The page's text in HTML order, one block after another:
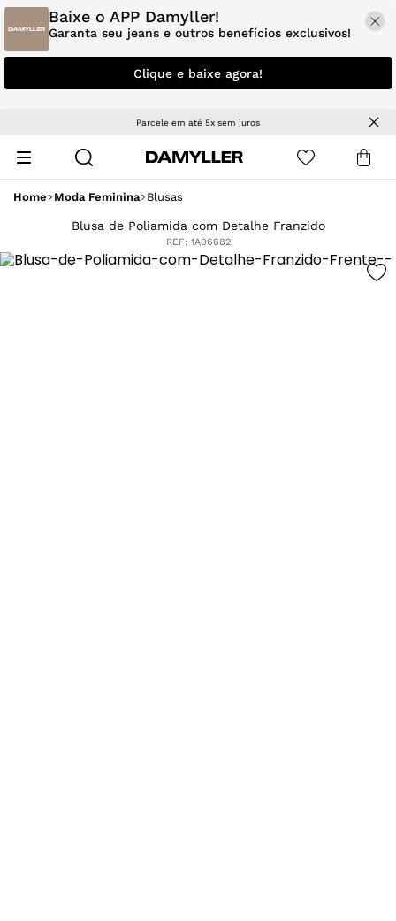
Baixe o APP Damyller!
Garanta seu jeans e outros benefícios exclusivos!
Clique e baixe agora!
Parcele em até 5x sem juros
Home Moda Feminina Blusas
Blusa de Poliamida com Detalhe Franzido
REF: 1A06682